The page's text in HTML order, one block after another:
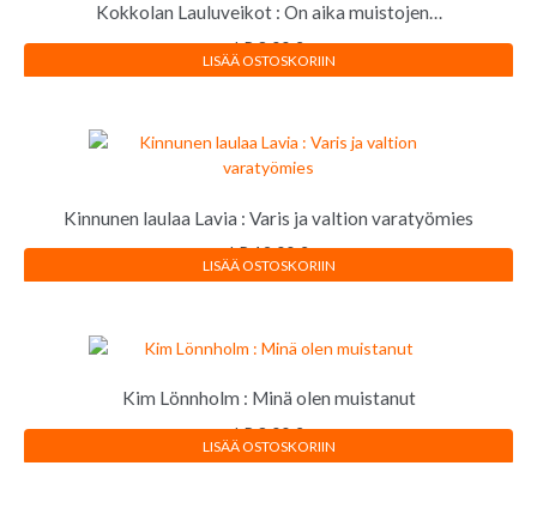
Kokkolan Lauluveikot : On aika muistojen…
LP8,00€
LISÄÄ OSTOSKORIIN
Kinnunen laulaa Lavia : Varis ja valtion varatyömies
LP12,00€
LISÄÄ OSTOSKORIIN
Kim Lönnholm : Minä olen muistanut
LP8,00€
LISÄÄ OSTOSKORIIN